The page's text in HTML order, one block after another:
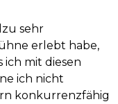
sehr
erlebt habe,
ich mit diesen
ich nicht
konkurrenzfähig